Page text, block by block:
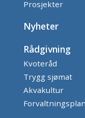
Prosjekter
Nyheter
Rådgivning
Kvoteråd
Trygg sjømat
Akvakultur